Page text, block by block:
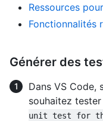
Ressources
Fonctionnalités
Générer des
Dans VS Code,
souhaitez
unit test for